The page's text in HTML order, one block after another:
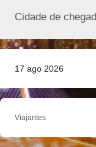
17 ago 2026
Cidade de
Viajantes